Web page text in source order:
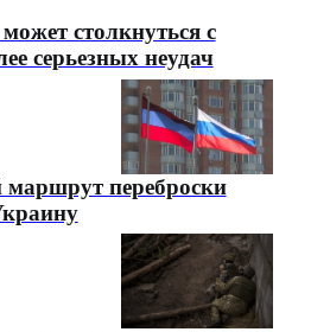
столкнуться с
серьезных неудач
переброски